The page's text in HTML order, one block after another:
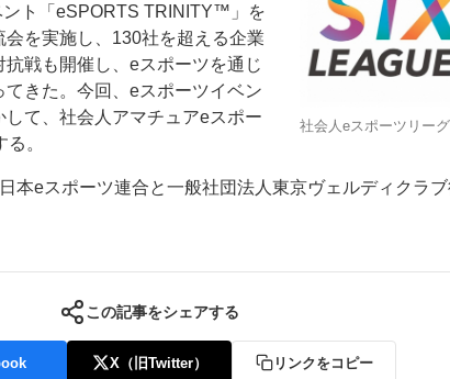
年鑑
トポリシー
社会人eスポーツリー
ト「eSPORTS TRINITY™」を
を実施し、130社を超える企業
戦も開催し、eスポーツを通じ
きた。今回、eスポーツイベン
て、社会人アマチュアeスポー
。
本eスポーツ連合と一般社団法人東京ヴェルディクラ
この記事をシェアする
X（旧Twitter） リンクをコピー